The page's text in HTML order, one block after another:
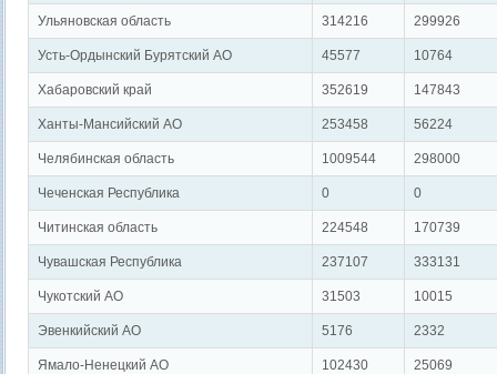
Ульяновская область 314216 299926
Усть-Ордынский Бурятский АО 45577 10764
Хабаровский край 352619 147843
Ханты-Мансийский АО 253458 56224
Челябинская область 1009544 298000
Чеченская Республика 0 0
Читинская область 224548 170739
Чувашская Республика 237107 333131
Чукотский АО 31503 10015
Эвенкийский АО 5176 2332
Ямало-Ненецкий АО 102430 25069